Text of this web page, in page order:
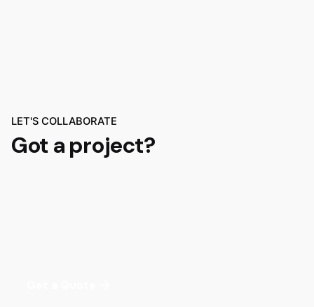
LET'S COLLABORATE
Got a project?